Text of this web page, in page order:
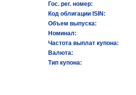
Гос. рег. номер:
Код облигации ISIN:
Объем выпуска:
Номинал:
Частота выплат купона:
Валюта:
Тип купона: